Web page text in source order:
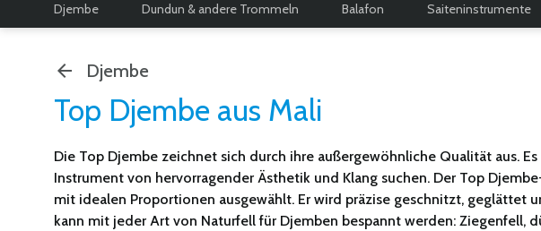
Djembe Dundun & andere Trommeln Balafon Saiteninstrumente
Djembe
Top Djembe aus Mali
Die Top Djembe zeichnet sich durch ihre außergewöhnliche Qualität aus.
Instrument von hervorragender Ästhetik und Klang suchen. Der Top
mit idealen Proportionen ausgewählt. Er wird präzise geschnitzt, geglättet
kann mit jeder Art von Naturfell für Djemben bespannt werden: Ziegenfell,